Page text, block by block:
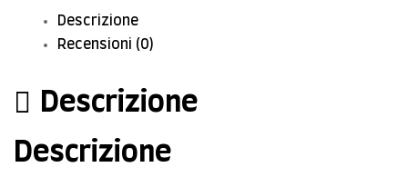
Descrizione
Recensioni (0)
Descrizione
Descrizione